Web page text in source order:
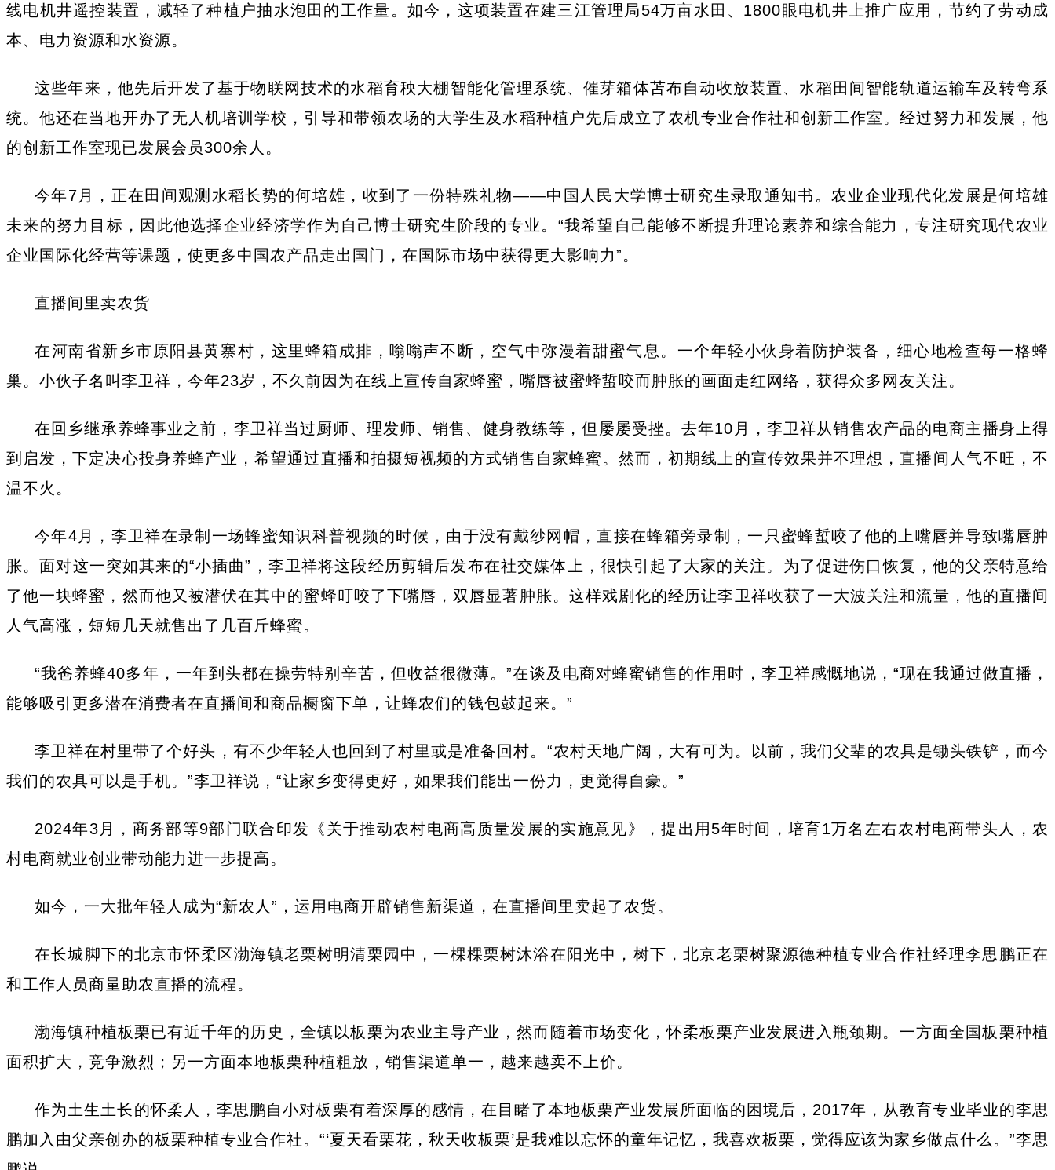
线电机井遥控装置，减轻了种植户抽水泡田的工作量。如今，这项装置在建三江管理局54万亩水田、1800眼电机井上推广应用，节约了劳动成
本、电力资源和水资源。
这些年来，他先后开发了基于物联网技术的水稻育秧大棚智能化管理系统、催芽箱体苫布自动收放装置、水稻田间智能轨道运输车及转弯系
统。他还在当地开办了无人机培训学校，引导和带领农场的大学生及水稻种植户先后成立了农机专业合作社和创新工作室。经过努力和发展，他
的创新工作室现已发展会员300余人。
今年7月，正在田间观测水稻长势的何培雄，收到了一份特殊礼物——中国人民大学博士研究生录取通知书。农业企业现代化发展是何培雄
未来的努力目标，因此他选择企业经济学作为自己博士研究生阶段的专业。“我希望自己能够不断提升理论素养和综合能力，专注研究现代农业
企业国际化经营等课题，使更多中国农产品走出国门，在国际市场中获得更大影响力”。
直播间里卖农货
在河南省新乡市原阳县黄寨村，这里蜂箱成排，嗡嗡声不断，空气中弥漫着甜蜜气息。一个年轻小伙身着防护装备，细心地检查每一格蜂
巢。小伙子名叫李卫祥，今年23岁，不久前因为在线上宣传自家蜂蜜，嘴唇被蜜蜂蜇咬而肿胀的画面走红网络，获得众多网友关注。
在回乡继承养蜂事业之前，李卫祥当过厨师、理发师、销售、健身教练等，但屡屡受挫。去年10月，李卫祥从销售农产品的电商主播身上得
到启发，下定决心投身养蜂产业，希望通过直播和拍摄短视频的方式销售自家蜂蜜。然而，初期线上的宣传效果并不理想，直播间人气不旺，不
温不火。
今年4月，李卫祥在录制一场蜂蜜知识科普视频的时候，由于没有戴纱网帽，直接在蜂箱旁录制，一只蜜蜂蜇咬了他的上嘴唇并导致嘴唇肿
胀。面对这一突如其来的“小插曲”，李卫祥将这段经历剪辑后发布在社交媒体上，很快引起了大家的关注。为了促进伤口恢复，他的父亲特意给
了他一块蜂蜜，然而他又被潜伏在其中的蜜蜂叮咬了下嘴唇，双唇显著肿胀。这样戏剧化的经历让李卫祥收获了一大波关注和流量，他的直播间
人气高涨，短短几天就售出了几百斤蜂蜜。
“我爸养蜂40多年，一年到头都在操劳特别辛苦，但收益很微薄。”在谈及电商对蜂蜜销售的作用时，李卫祥感慨地说，“现在我通过做直播，
能够吸引更多潜在消费者在直播间和商品橱窗下单，让蜂农们的钱包鼓起来。”
李卫祥在村里带了个好头，有不少年轻人也回到了村里或是准备回村。“农村天地广阔，大有可为。以前，我们父辈的农具是锄头铁铲，而今
我们的农具可以是手机。”李卫祥说，“让家乡变得更好，如果我们能出一份力，更觉得自豪。”
2024年3月，商务部等9部门联合印发《关于推动农村电商高质量发展的实施意见》，提出用5年时间，培育1万名左右农村电商带头人，农
村电商就业创业带动能力进一步提高。
如今，一大批年轻人成为“新农人”，运用电商开辟销售新渠道，在直播间里卖起了农货。
在长城脚下的北京市怀柔区渤海镇老栗树明清栗园中，一棵棵栗树沐浴在阳光中，树下，北京老栗树聚源德种植专业合作社经理李思鹏正在
和工作人员商量助农直播的流程。
渤海镇种植板栗已有近千年的历史，全镇以板栗为农业主导产业，然而随着市场变化，怀柔板栗产业发展进入瓶颈期。一方面全国板栗种植
面积扩大，竞争激烈；另一方面本地板栗种植粗放，销售渠道单一，越来越卖不上价。
作为土生土长的怀柔人，李思鹏自小对板栗有着深厚的感情，在目睹了本地板栗产业发展所面临的困境后，2017年，从教育专业毕业的李思
鹏加入由父亲创办的板栗种植专业合作社。“‘夏天看栗花，秋天收板栗’是我难以忘怀的童年记忆，我喜欢板栗，觉得应该为家乡做点什么。”李思